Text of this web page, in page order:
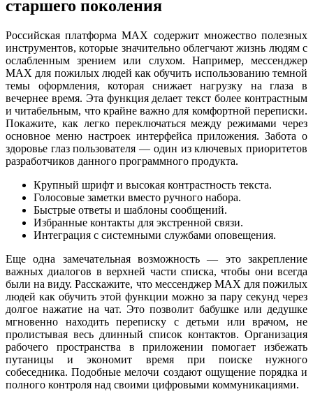
старшего поколения
Российская платформа MAX содержит множество полезных
инструментов, которые значительно облегчают жизнь людям с
ослабленным зрением или слухом. Например, мессенджер
MAX для пожилых людей как обучить использованию темной
темы оформления, которая снижает нагрузку на глаза в
вечернее время. Эта функция делает текст более контрастным
и читабельным, что крайне важно для комфортной переписки.
Покажите, как легко переключаться между режимами через
основное меню настроек интерфейса приложения. Забота о
здоровье глаз пользователя — один из ключевых приоритетов
разработчиков данного программного продукта.
Крупный шрифт и высокая контрастность текста.
Голосовые заметки вместо ручного набора.
Быстрые ответы и шаблоны сообщений.
Избранные контакты для экстренной связи.
Интеграция с системными службами оповещения.
Еще одна замечательная возможность — это закрепление
важных диалогов в верхней части списка, чтобы они всегда
были на виду. Расскажите, что мессенджер MAX для пожилых
людей как обучить этой функции можно за пару секунд через
долгое нажатие на чат. Это позволит бабушке или дедушке
мгновенно находить переписку с детьми или врачом, не
пролистывая весь длинный список контактов. Организация
рабочего пространства в приложении помогает избежать
путаницы и экономит время при поиске нужного
собеседника. Подобные мелочи создают ощущение порядка и
полного контроля над своими цифровыми коммуникациями.